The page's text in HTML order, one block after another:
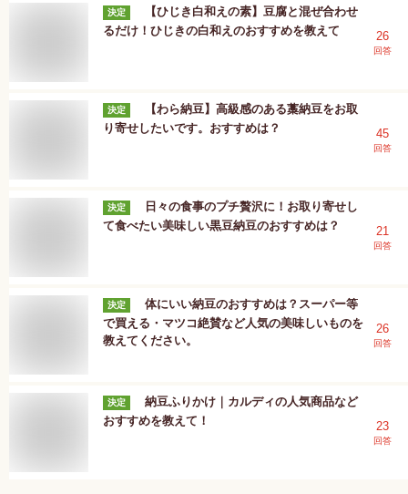
決定
【ひじき白和えの素】豆腐と混ぜ合わせ
るだけ！ひじきの白和えのおすすめを教えて
26
回答
決定
【わら納豆】高級感のある藁納豆をお取
り寄せしたいです。おすすめは？
45
回答
決定
日々の食事のプチ贅沢に！お取り寄せし
て食べたい美味しい黒豆納豆のおすすめは？
21
回答
決定
体にいい納豆のおすすめは？スーパー等
で買える・マツコ絶賛など人気の美味しいものを
教えてください。
26
回答
決定
納豆ふりかけ｜カルディの人気商品など
おすすめを教えて！
23
回答